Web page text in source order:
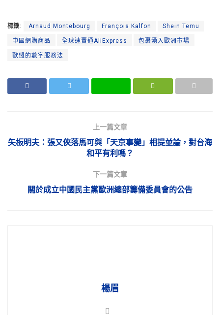
標籤: Arnaud Montebourg François Kalfon Shein Temu
中國網購商品 全球速賣通AliExpress 包裹湧入歐洲市場
歐盟的數字服務法
上一篇文章
矢板明夫：張又俠落馬可與「天京事變」相提並論，對台海
和平有利嗎？
下一篇文章
關於成立中國民主黨歐洲總部籌備委員會的公告
楊眉